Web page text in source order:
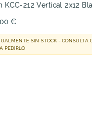
KCC-212 Vertical 2x12
€
SIN STOCK - CONSULTA
PEDIRLO